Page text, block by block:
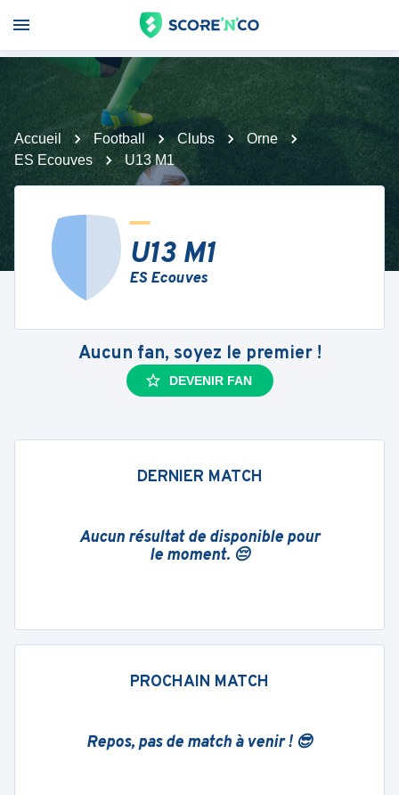
Accueil Football Clubs
Orne
ES Ecouves
U13 M1
U13 M1
ES Ecouves
Aucun fan, soyez le premier !
DEVENIR FAN
DERNIER MATCH
Aucun résultat de disponible pour
le moment. 😔
PROCHAIN MATCH
Repos, pas de match à venir ! 😎